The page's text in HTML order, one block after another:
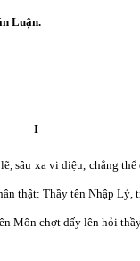
Luận.
I
sâu xa vi diệu, chẳng
thật: Thầy tên Nhập Lý,
Môn chợt dấy lên hỏi